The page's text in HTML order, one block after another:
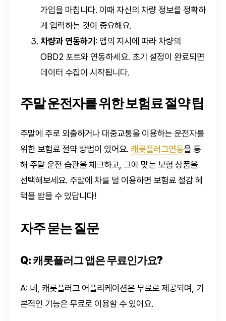
가입을 마칩니다. 이때 자신의 차량 정보를 정확하
게 입력하는 것이 중요해요.
차량과 연동하기: 앱의 지시에 따라 차량의
OBD2 포트와 연동하세요. 초기 설정이 완료되면
데이터 수집이 시작됩니다.
주말 운전자를 위한 보험료 절약 팁
주말에 주로 외출하거나 대중교통을 이용하는 운전자를
위한 보험료 절약 방법이 있어요. 캐롯플러그연동을 통
해 주말 운전 습관을 체크하고, 그에 맞는 보험 상품을
선택해보세요. 주말에 차를 덜 이용하면 보험료 절감 혜
택을 받을 수 있답니다!
자주 묻는 질문
Q: 캐롯플러그 앱은 무료인가요?
A: 네, 캐롯플러그 어플리케이션은 무료로 제공되며, 기
본적인 기능은 무료로 이용할 수 있어요.